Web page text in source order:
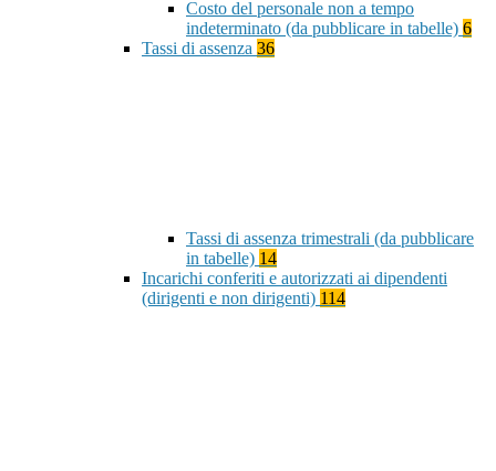
Costo del personale non a tempo
indeterminato (da pubblicare in tabelle) 6
Tassi di assenza 36
Tassi di assenza trimestrali (da pubblicare
in tabelle) 14
Incarichi conferiti e autorizzati ai dipendenti
(dirigenti e non dirigenti) 114